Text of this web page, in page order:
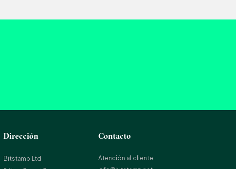
Dirección
Bitstamp Ltd
Contacto
Atención al cliente